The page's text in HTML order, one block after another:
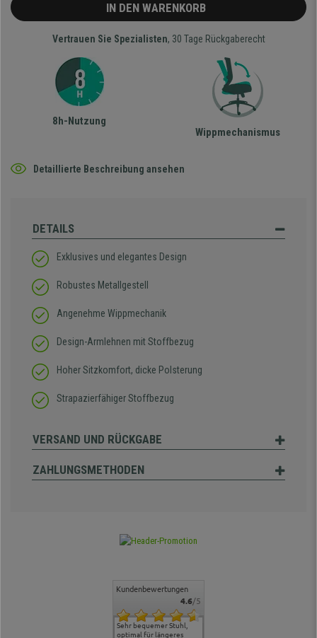
IN DEN WARENKORB
Vertrauen Sie Spezialisten, 30 Tage Rückgaberecht
8h-Nutzung
Wippmechanismus
Detaillierte Beschreibung ansehen
DETAILS
Exklusives und elegantes Design
Robustes Metallgestell
Angenehme Wippmechanik
Design-Armlehnen mit Stoffbezug
Hoher Sitzkomfort, dicke Polsterung
Strapazierfähiger Stoffbezug
VERSAND UND RÜCKGABE
ZAHLUNGSMETHODEN
Kundenbewertungen
4.6/5
Sehr bequemer Stuhl,
optimal für längeres